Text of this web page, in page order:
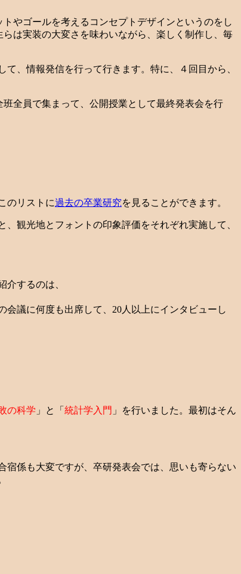
やゴールを考えるコンセプトデザインというのをし
は実装の大変さを味わいながら、楽しく制作し、毎
、情報発信を行って行きます。特に、４回目から、
全員で集まって、公開授業として最終発表会を行
のリストに過去の卒業研究を見ることができます。
観光地とフォントの印象評価をそれぞれ実施して、
するのは、
議に何度も出席して、20人以上にインタビューし
の科学 」と「 統計学入門 」を行いました。最初はそん
係も大変ですが、卒研発表会では、思いも寄らない